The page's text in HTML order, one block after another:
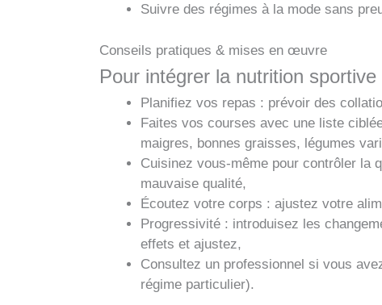
Suivre des régimes à la mode sans
Conseils pratiques & mises en œuvre
Pour intégrer la nutrition
Planifiez vos repas : prévoir des
Faites vos courses avec une liste
maigres, bonnes graisses, légumes
Cuisinez vous-même pour contrôler la
mauvaise qualité,
Écoutez votre corps : ajustez votre
Progressivité : introduisez les
effets et ajustez,
Consultez un professionnel si vous
régime particulier).